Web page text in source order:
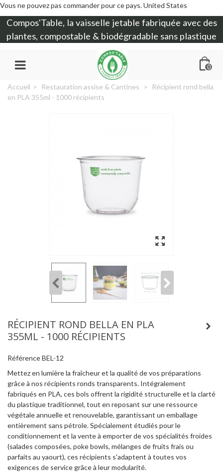
Vous ne pouvez pas commander pour ce pays.United States
Compos'Table, la vaisselle jetable fabriquée avec des
plantes, compostable & biodégradable sans plastique
0
Accueil > Restauration assise & Cantines >
Récipient rond bella
en PLA 355ml - 1000 récipients
RÉCIPIENT ROND BELLA EN PLA
355ML - 1000 RÉCIPIENTS
RéférenceBEL-12
Mettez en lumière la fraîcheur et la qualité de vos préparations
grâce à nos récipients ronds transparents. Intégralement
fabriqués en PLA, ces bols offrent la rigidité structurelle et la clarté
du plastique traditionnel, tout en reposant sur une ressource
végétale annuelle et renouvelable, garantissant un emballage
entièrement sans pétrole. Spécialement étudiés pour le
conditionnement et la vente à emporter de vos spécialités froides
(salades composées, poke bowls, mélanges de fruits frais ou
parfaits au yaourt), ces récipients s'adaptent à toutes vos
exigences de service grâce à leur modularité.